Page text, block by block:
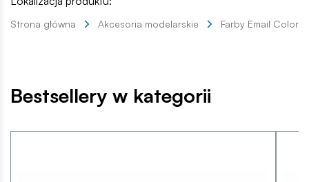
Strona główna Akcesoria modelarskie Farby Email Color
Bestsellery w kategorii